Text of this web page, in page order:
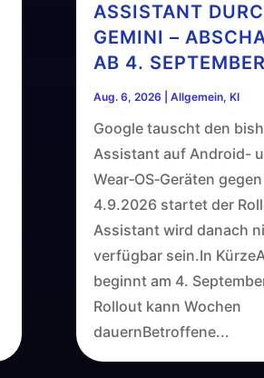
ASSISTANT
GEMINI –
AB 4.
Aug. 6, 2026 Allgemein, KI
Google tauscht den
Assistant auf Android-
Wear‑OS‑Geräten
4.9.2026 startet der
Assistant wird danach
verfügbar sein.In
beginnt am 4.
Rollout kann Wochen
dauernBetroffene...